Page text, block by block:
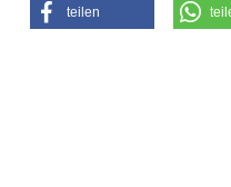
teilen